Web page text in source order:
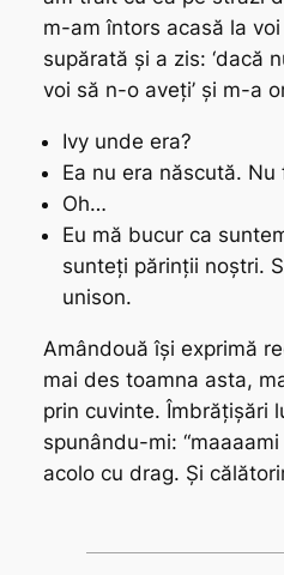
m-am întors acasă la
supărată și a zis: ‘dacă
voi să n-o aveți’ și m-a
Ivy unde era?
Ea nu era născută.
Oh…
Eu mă bucur ca
sunteți părinții noștri.
unison.
Amândouă își exprimă
mai des toamna asta,
prin cuvinte. Îmbrățișări
spunându-mi:
acolo cu drag. Și